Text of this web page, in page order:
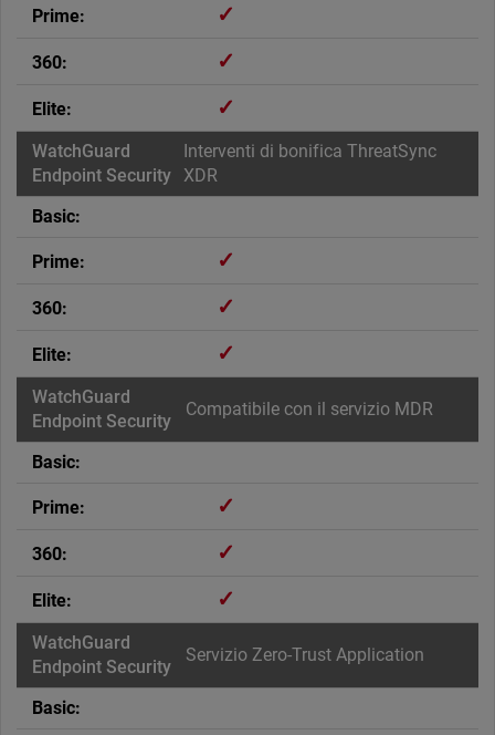
✓
✓
✓
Interventi di bonifica ThreatSync
XDR
✓
✓
✓
Compatibile con il servizio MDR
✓
✓
✓
Servizio Zero-Trust Application